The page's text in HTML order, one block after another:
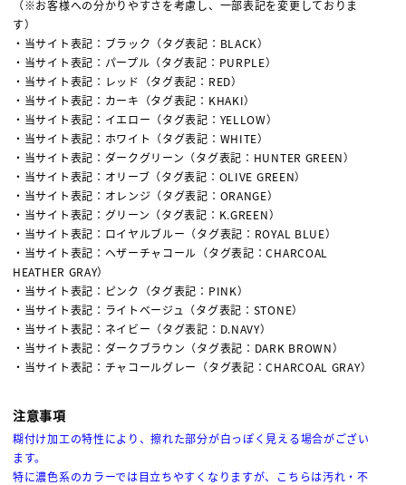
（※お客様への分かりやすさを考慮し、一部表記を変更しておりま
す）
・当サイト表記：ブラック（タグ表記：BLACK）
・当サイト表記：パープル（タグ表記：PURPLE）
・当サイト表記：レッド（タグ表記：RED）
・当サイト表記：カーキ（タグ表記：KHAKI）
・当サイト表記：イエロー（タグ表記：YELLOW）
・当サイト表記：ホワイト（タグ表記：WHITE）
・当サイト表記：ダークグリーン（タグ表記：HUNTER GREEN）
・当サイト表記：オリーブ（タグ表記：OLIVE GREEN）
・当サイト表記：オレンジ（タグ表記：ORANGE）
・当サイト表記：グリーン（タグ表記：K.GREEN）
・当サイト表記：ロイヤルブルー（タグ表記：ROYAL BLUE）
・当サイト表記：ヘザーチャコール（タグ表記：CHARCOAL
HEATHER GRAY）
・当サイト表記：ピンク（タグ表記：PINK）
・当サイト表記：ライトベージュ（タグ表記：STONE）
・当サイト表記：ネイビー（タグ表記：D.NAVY）
・当サイト表記：ダークブラウン（タグ表記：DARK BROWN）
・当サイト表記：チャコールグレー（タグ表記：CHARCOAL GRAY）
注意事項
糊付け加工の特性により、擦れた部分が白っぽく見える場合がござい
ます。
特に濃色系のカラーでは目立ちやすくなりますが、こちらは汚れ・不